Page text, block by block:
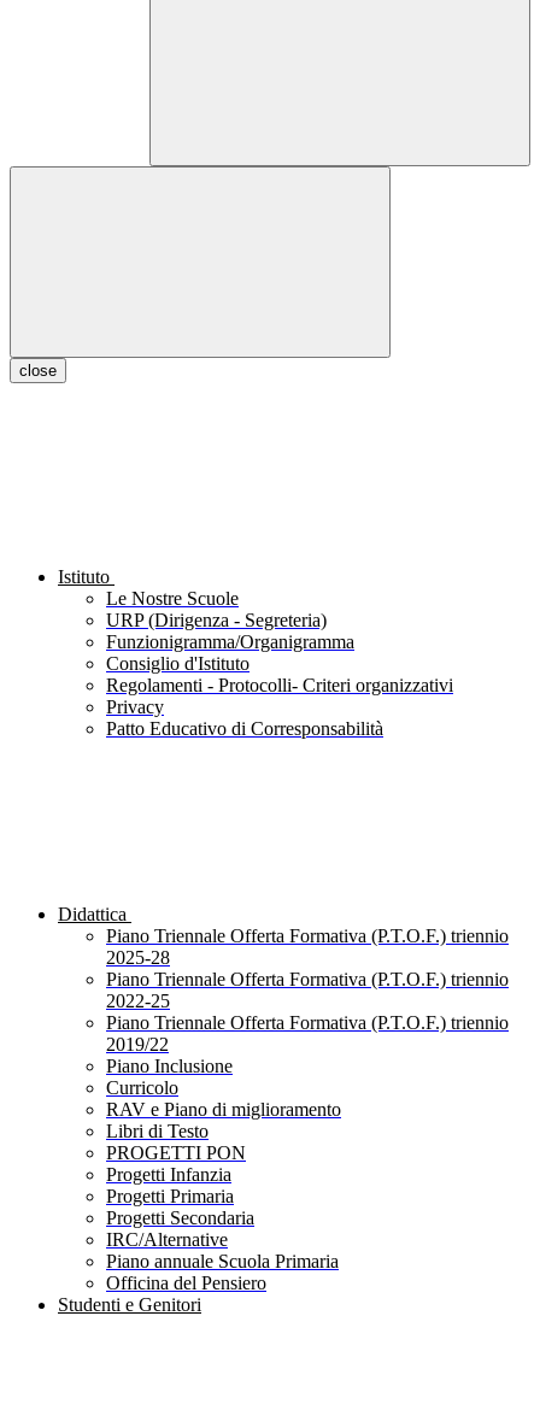
close
Istituto
Le Nostre Scuole
URP (Dirigenza - Segreteria)
Funzionigramma/Organigramma
Consiglio d'Istituto
Regolamenti - Protocolli- Criteri organizzativi
Privacy
Patto Educativo di Corresponsabilità
Didattica
Piano Triennale Offerta Formativa (P.T.O.F.) triennio
2025-28
Piano Triennale Offerta Formativa (P.T.O.F.) triennio
2022-25
Piano Triennale Offerta Formativa (P.T.O.F.) triennio
2019/22
Piano Inclusione
Curricolo
RAV e Piano di miglioramento
Libri di Testo
PROGETTI PON
Progetti Infanzia
Progetti Primaria
Progetti Secondaria
IRC/Alternative
Piano annuale Scuola Primaria
Officina del Pensiero
Studenti e Genitori